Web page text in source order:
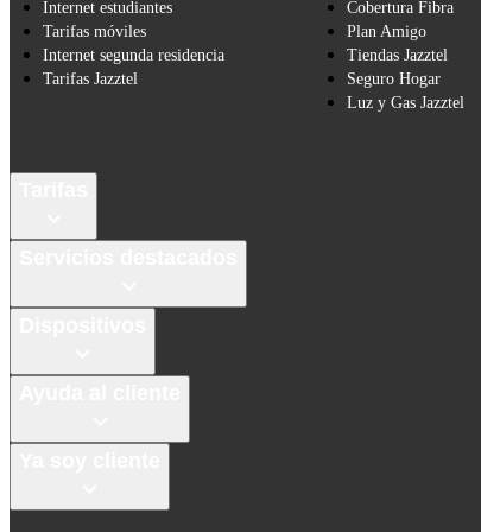
Internet estudiantes
Tarifas móviles
Internet segunda residencia
Tarifas Jazztel
Cobertura Fibra
Plan Amigo
Tiendas Jazztel
Seguro Hogar
Luz y Gas Jazztel